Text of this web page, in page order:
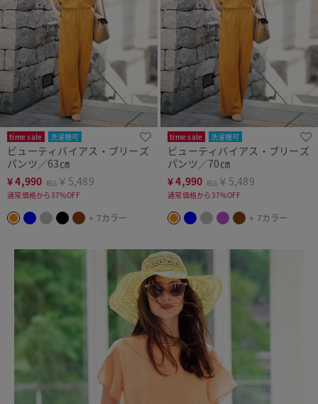
time sale 洗濯機可
ビューティバイアス・ブリーズ
パンツ／63㎝
¥4,990 税込 ￥5,489
通常価格から37%OFF
+ 7カラー
time sale 洗濯機可
ビューティバイアス・ブリーズ
パンツ／70㎝
¥4,990 税込 ￥5,489
通常価格から37%OFF
+ 7カラー